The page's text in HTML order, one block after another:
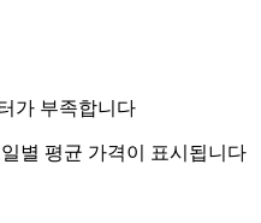
가 부족합니다
별 평균 가격이 표시됩니다